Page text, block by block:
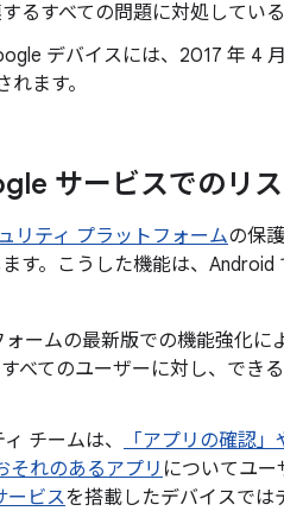
るすべての問題に対処している
デバイスには、2017 年 4
れます。
サービスでのリ
リティ プラットフォームの保
す。こうした機能は、
ームの最新版での機能強化
べてのユーザーに対し、でき
チームは、
「アプリの確認
それのあるアプリ についてユー
ービスを搭載したデバイスでは